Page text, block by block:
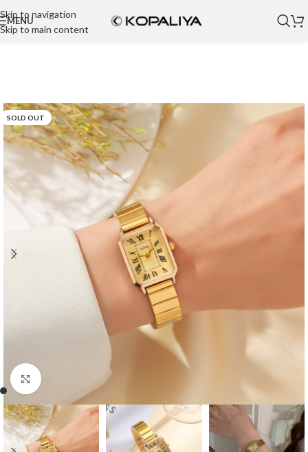
Skip to navigation
Skip to main content
MENU
SOLD OUT
Click to enlarge